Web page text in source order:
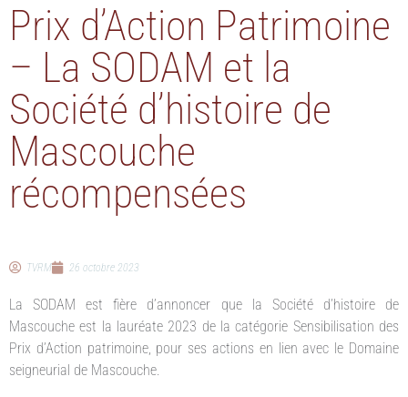
Prix d’Action Patrimoine
– La SODAM et la
Société d’histoire de
Mascouche
récompensées
TVRM 26 octobre 2023
La SODAM est fière d’annoncer que la Société d’histoire de
Mascouche est la lauréate 2023 de la catégorie Sensibilisation des
Prix d’Action patrimoine, pour ses actions en lien avec le Domaine
seigneurial de Mascouche.